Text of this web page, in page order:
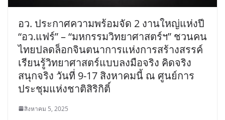
อว. ประกาศความพร้อมจัด 2 งานใหญ่แห่งปี
“อว.แฟร์” – “มหกรรมวิทยาศาสตร์ฯ” ชวนคน
ไทยปลดล็อกจินตนาการแห่งการสร้างสรรค์
เรียนรู้วิทยาศาสตร์แบบลงมือจริง คิดจริง
สนุกจริง วันที่ 9-17 สิงหาคมนี้ ณ ศูนย์การ
ประชุมแห่งชาติสิริกิติ์
สิงหาคม 5, 2025